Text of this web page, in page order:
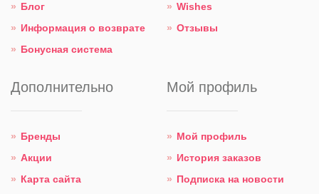
Блог
Информация о возврате
Бонусная система
Wishes
Отзывы
Дополнительно
Бренды
Акции
Карта сайта
Мой профиль
Мой профиль
История заказов
Подписка на новости